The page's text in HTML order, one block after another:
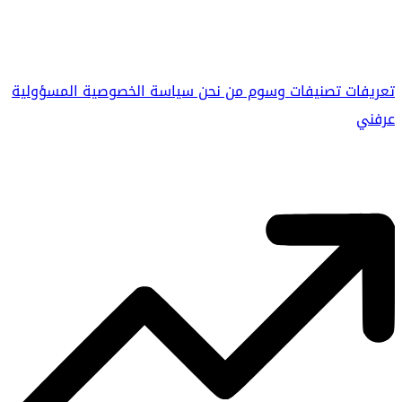
تعريفاتتصنيفاتوسوممن نحنسياسة الخصوصيةالمسؤولية
عرفني